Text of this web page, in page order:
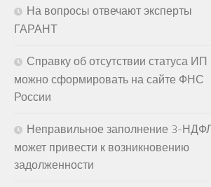
На вопросы отвечают эксперты
ГАРАНТ
Справку об отсутствии статуса ИП
можно сформировать на сайте ФНС
России
Неправильное заполнение 3-
может привести к возникновению
задолженности